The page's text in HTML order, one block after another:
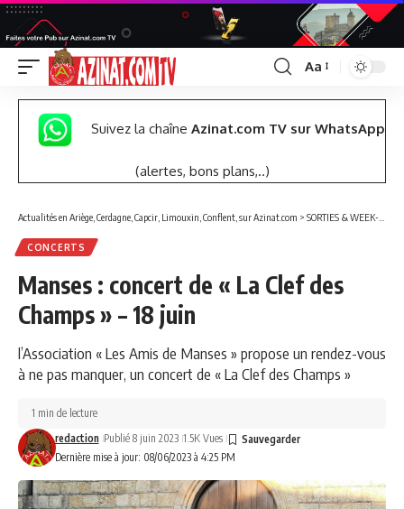
Font
Resizer
Aa
Suivez la chaîne Azinat.com TV sur WhatsApp
(alertes, bons plans,..)
Actualités en Ariège, Cerdagne, Capcir, Limouxin, Conflent, sur Azinat.com > SORTIES & WEEK-END
CONCERTS
Manses : concert de « La Clef des
Champs » – 18 juin
l’Association « Les Amis de Manses » propose un rendez-vous
à ne pas manquer, un concert de « La Clef des Champs »
Dernière mise à jour: 08/06/2023 à 4:25 PM
redaction Publié 8 juin 2023 1.5K Vues
1 min de lecture